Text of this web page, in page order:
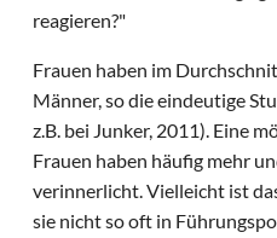
reagieren?"
Frauen haben im
Männer, so die eindeutige
z.B. bei Junker, 2011). Eine
Frauen haben häufig mehr
verinnerlicht. Vielleicht ist
sie nicht so oft in